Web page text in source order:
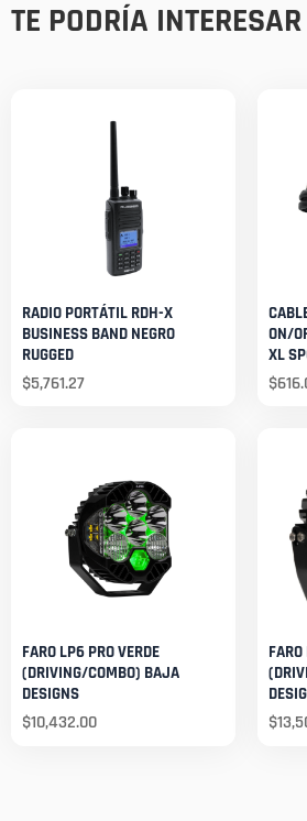
TE PODRÍA INTERESAR
RADIO PORTÁTIL RDH-X
BUSINESS BAND NEGRO
RUGGED
$5,761.27
ON/
XL
$
FARO LP6 PRO VERDE
(DRIVING/COMBO) BAJA
DESIGNS
$10,432.00 $